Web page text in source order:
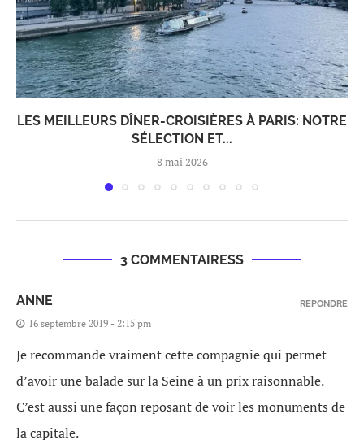
LES MEILLEURS DÎNER-CROISIÈRES À PARIS: NOTRE
SÉLECTION ET...
8 mai 2026
3 COMMENTAIRESS
ANNE
16 septembre 2019 - 2:15 pm
Je recommande vraiment cette compagnie qui permet
d’avoir une balade sur la Seine à un prix raisonnable.
C’est aussi une façon reposant de voir les monuments de
la capitale.
REPONDRE